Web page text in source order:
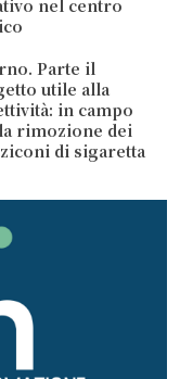
nel centro
Parte il
utile alla
in campo
rimozione dei
di sigaretta